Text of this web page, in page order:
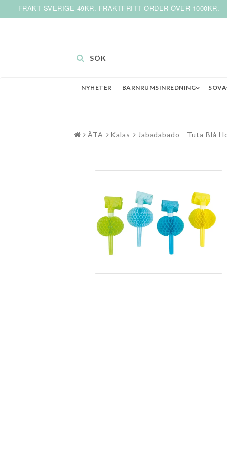
FRAKT SVERIGE 49KR. FRAKTFRITT ORDER ÖVER 1000KR.
NYHETER BARNRUMSINREDNING SOVA
SÖK
ÄTA Kalas Jabadabado - Tuta Blå